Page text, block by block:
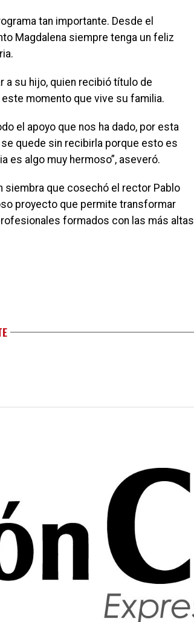
tan importante. Desde el
Magdalena siempre tenga un feliz
a su hijo, quien recibió título de
momento que vive su familia.
el apoyo que nos ha dado, por esta
quede sin recibirla porque esto es
es algo muy hermoso”, aseveró.
siembra que cosechó el rector Pablo
proyecto que permite transformar
formados con las más altas